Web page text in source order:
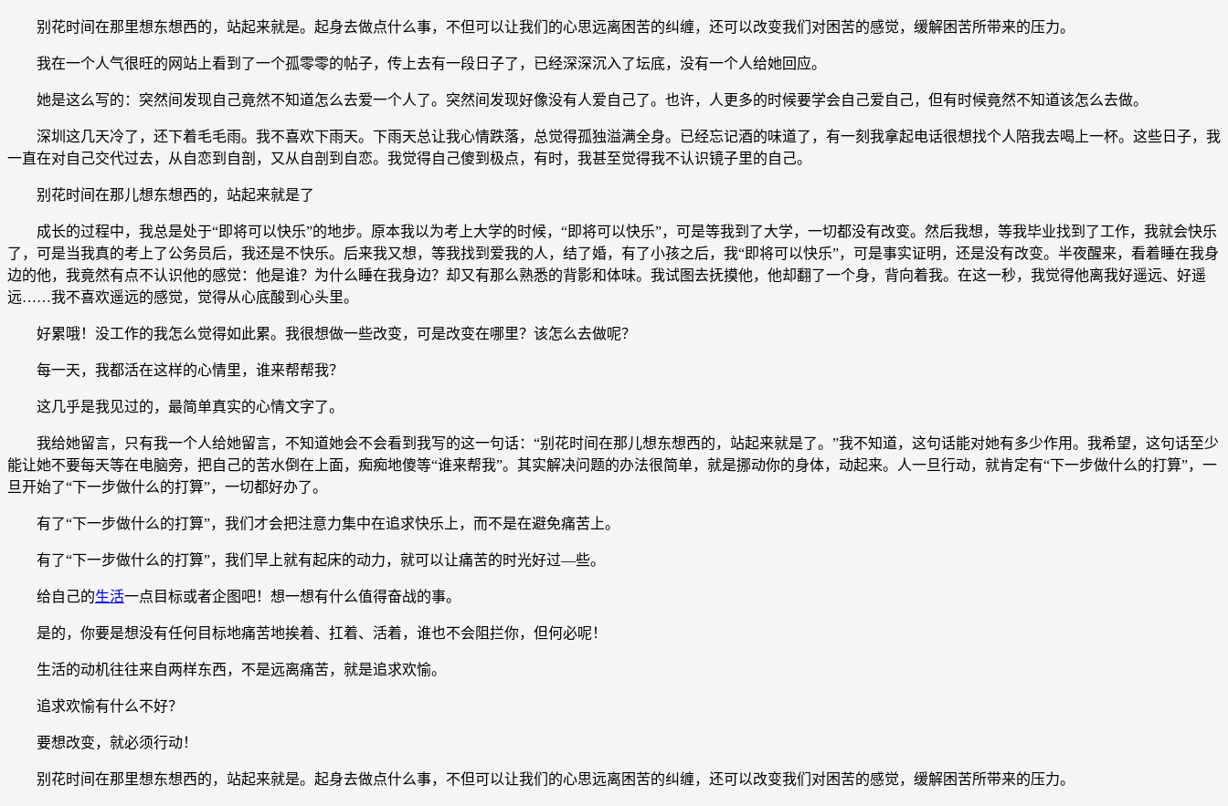
别花时间在那里想东想西的，站起来就是。起身去做点什么事，不但可以让我们的心思远离困苦的纠缠，还可以改变我们对困苦的感觉，缓解困苦所带来的压力。
我在一个人气很旺的网站上看到了一个孤零零的帖子，传上去有一段日子了，已经深深沉入了坛底，没有一个人给她回应。
她是这么写的：突然间发现自己竟然不知道怎么去爱一个人了。突然间发现好像没有人爱自己了。也许，人更多的时候要学会自己爱自己，但有时候竟然不知道该怎么去做。
深圳这几天冷了，还下着毛毛雨。我不喜欢下雨天。下雨天总让我心情跌落，总觉得孤独溢满全身。已经忘记酒的味道了，有一刻我拿起电话很想找个人陪我去喝上一杯。这些日子，我
一直在对自己交代过去，从自恋到自剖，又从自剖到自恋。我觉得自己傻到极点，有时，我甚至觉得我不认识镜子里的自己。
别花时间在那儿想东想西的，站起来就是了
成长的过程中，我总是处于“即将可以快乐”的地步。原本我以为考上大学的时候，“即将可以快乐”，可是等我到了大学，一切都没有改变。然后我想，等我毕业找到了工作，我就会快乐
了，可是当我真的考上了公务员后，我还是不快乐。后来我又想，等我找到爱我的人，结了婚，有了小孩之后，我“即将可以快乐”，可是事实证明，还是没有改变。半夜醒来，看着睡在我身
边的他，我竟然有点不认识他的感觉：他是谁？为什么睡在我身边？却又有那么熟悉的背影和体味。我试图去抚摸他，他却翻了一个身，背向着我。在这一秒，我觉得他离我好遥远、好遥
远……我不喜欢遥远的感觉，觉得从心底酸到心头里。
好累哦！没工作的我怎么觉得如此累。我很想做一些改变，可是改变在哪里？该怎么去做呢？
每一天，我都活在这样的心情里，谁来帮帮我？
这几乎是我见过的，最简单真实的心情文字了。
我给她留言，只有我一个人给她留言，不知道她会不会看到我写的这一句话：“别花时间在那儿想东想西的，站起来就是了。”我不知道，这句话能对她有多少作用。我希望，这句话至少
能让她不要每天等在电脑旁，把自己的苦水倒在上面，痴痴地傻等“谁来帮我”。其实解决问题的办法很简单，就是挪动你的身体，动起来。人一旦行动，就肯定有“下一步做什么的打算”，一
旦开始了“下一步做什么的打算”，一切都好办了。
有了“下一步做什么的打算”，我们才会把注意力集中在追求快乐上，而不是在避免痛苦上。
有了“下一步做什么的打算”，我们早上就有起床的动力，就可以让痛苦的时光好过—些。
给自己的生活一点目标或者企图吧！想一想有什么值得奋战的事。
是的，你要是想没有任何目标地痛苦地挨着、扛着、活着，谁也不会阻拦你，但何必呢！
生活的动机往往来自两样东西，不是远离痛苦，就是追求欢愉。
追求欢愉有什么不好？
要想改变，就必须行动！
别花时间在那里想东想西的，站起来就是。起身去做点什么事，不但可以让我们的心思远离困苦的纠缠，还可以改变我们对困苦的感觉，缓解困苦所带来的压力。